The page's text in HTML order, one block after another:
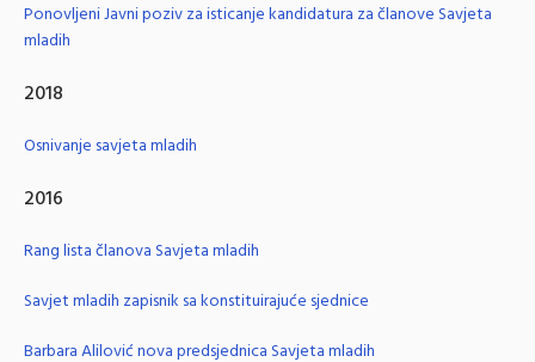
Ponovljeni Javni poziv za isticanje kandidatura za članove Savjeta
mladih
2018
Osnivanje savjeta mladih
2016
Rang lista članova Savjeta mladih
Savjet mladih zapisnik sa konstituirajuće sjednice
Barbara Alilović nova predsjednica Savjeta mladih